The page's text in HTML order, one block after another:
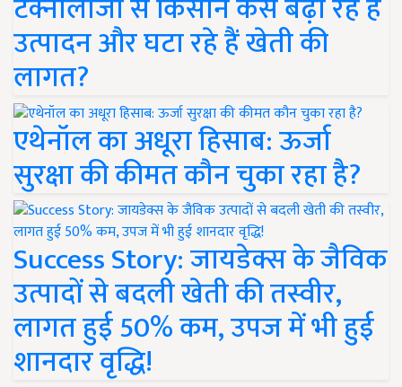
टेक्नोलॉजी से किसान कैसे बढ़ा रहे हैं
उत्पादन और घटा रहे हैं खेती की
लागत?
एथेनॉल का अधूरा हिसाब: ऊर्जा
सुरक्षा की कीमत कौन चुका रहा है?
Success Story: जायडेक्स के जैविक
उत्पादों से बदली खेती की तस्वीर,
लागत हुई 50% कम, उपज में भी हुई
शानदार वृद्धि!